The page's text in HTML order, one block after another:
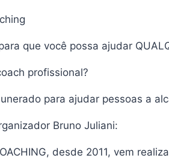
que você possa ajudar
profissional?
para ajudar pessoas a
Bruno Juliani:
desde 2011, vem